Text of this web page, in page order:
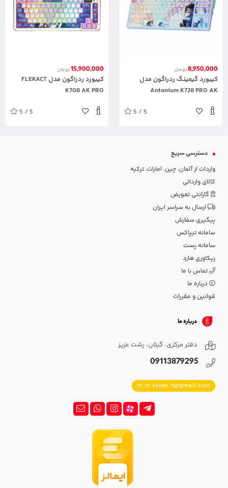
8,950,000تومان
کیبورد گیمینگ ردراگون مدل
Antonium K728 PRO AK
5 / 5
15,900,000تومان
کیبورد ردراگون مدل FLEKACT
K708 AK PRO
5 / 5
دسترسی سریع
واردات از آلمان، چین، امارات، ترکیه
کالای وارداتی
گارانتی تعویض
ارسال به سراسر ایران
پیگیری سفارش
سامانه تیپاکس
سامانه پست
ریکاوری هارد
تماس با ما
درباره ما
قوانین و مقررات
درباره ما
دفتر مرکزی: گیلان، رشت عزیز
09113879295
m.m.saber.n@gmail.com